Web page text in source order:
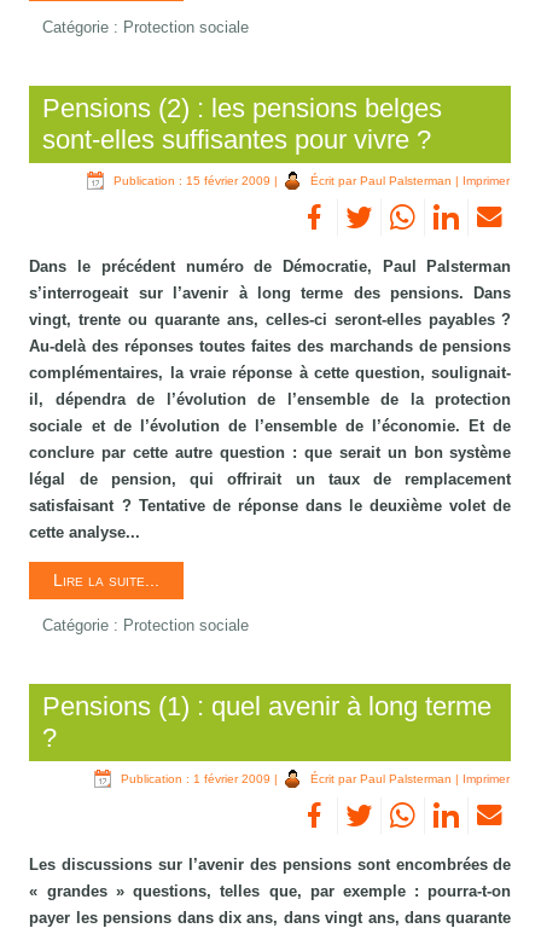
Catégorie : Protection sociale
Pensions (2) : les pensions belges
sont-elles suffisantes pour vivre ?
Publication : 15 février 2009 | Écrit par Paul Palsterman | Imprimer
Dans le précédent numéro de Démocratie, Paul Palsterman
s’interrogeait sur l’avenir à long terme des pensions. Dans
vingt, trente ou quarante ans, celles-ci seront-elles payables ?
Au-delà des réponses toutes faites des marchands de pensions
complémentaires, la vraie réponse à cette question, soulignait-
il, dépendra de l’évolution de l’ensemble de la protection
sociale et de l’évolution de l’ensemble de l’économie. Et de
conclure par cette autre question : que serait un bon système
légal de pension, qui offrirait un taux de remplacement
satisfaisant ? Tentative de réponse dans le deuxième volet de
cette analyse...
Lire la suite...
Catégorie : Protection sociale
Pensions (1) : quel avenir à long terme
?
Publication : 1 février 2009 | Écrit par Paul Palsterman | Imprimer
Les discussions sur l’avenir des pensions sont encombrées de
« grandes » questions, telles que, par exemple : pourra-t-on
payer les pensions dans dix ans, dans vingt ans, dans quarante